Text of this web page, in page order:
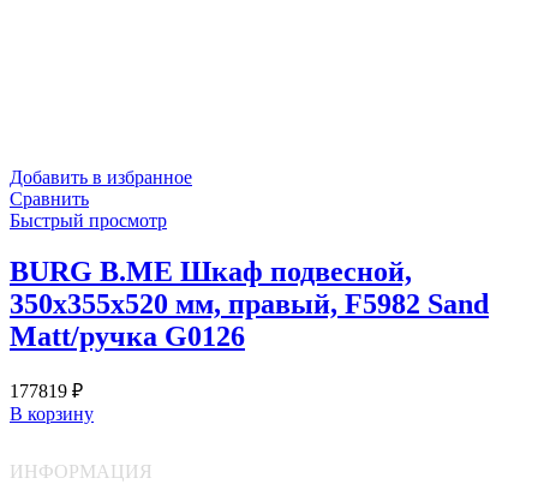
Добавить в избранное
Сравнить
Быстрый просмотр
BURG B.ME Шкаф подвесной,
350х355х520 мм, правый, F5982 Sand
Matt/ручка G0126
177819 ₽
В корзину
ИНФОРМАЦИЯ